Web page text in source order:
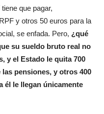
que pagar,
y otros 50 euros para la
se enfada. Pero, ¿qué
su sueldo bruto real no
y el Estado le quita 700
pensiones, y otros 400
él le llegan únicamente